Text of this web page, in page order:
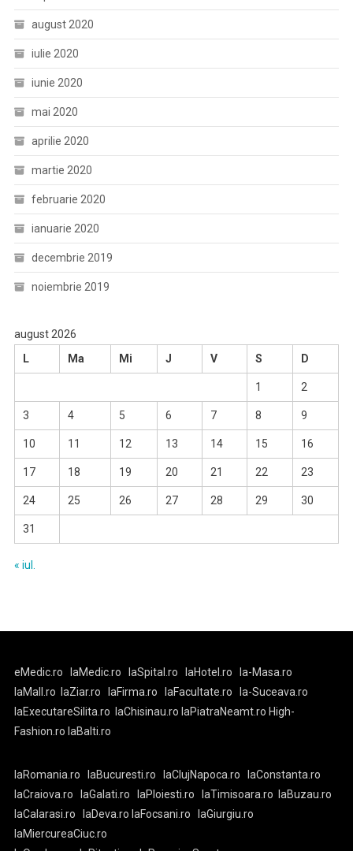
august 2020
iulie 2020
iunie 2020
mai 2020
aprilie 2020
martie 2020
februarie 2020
ianuarie 2020
decembrie 2019
noiembrie 2019
august 2026
L
Ma Mi J V S D
1 2
3 4 5 6 7 8 9
10 11 12 13 14 15 16
17 18 19 20 21 22 23
24 25 26 27 28 29 30
31
« iul.
eMedic.ro laMedic.ro laSpital.ro laHotel.ro
la-Masa.ro
laMall.ro
laZiar.ro laFirma.ro laFacultate.ro
la-Suceava.ro
laExecutareSilita.ro
laChisinau.ro laPiatraNeamt.ro High-
Fashion.ro laBalti.ro
laRomania.ro laBucuresti.ro laClujNapoca.ro
laConstanta.ro
laCraiova.ro
laGalati.ro laPloiesti.ro laTimisoara.ro
laBuzau.ro
laCalarasi.ro
laDeva.ro laFocsani.ro
laGiurgiu.ro
laMiercureaCiuc.ro